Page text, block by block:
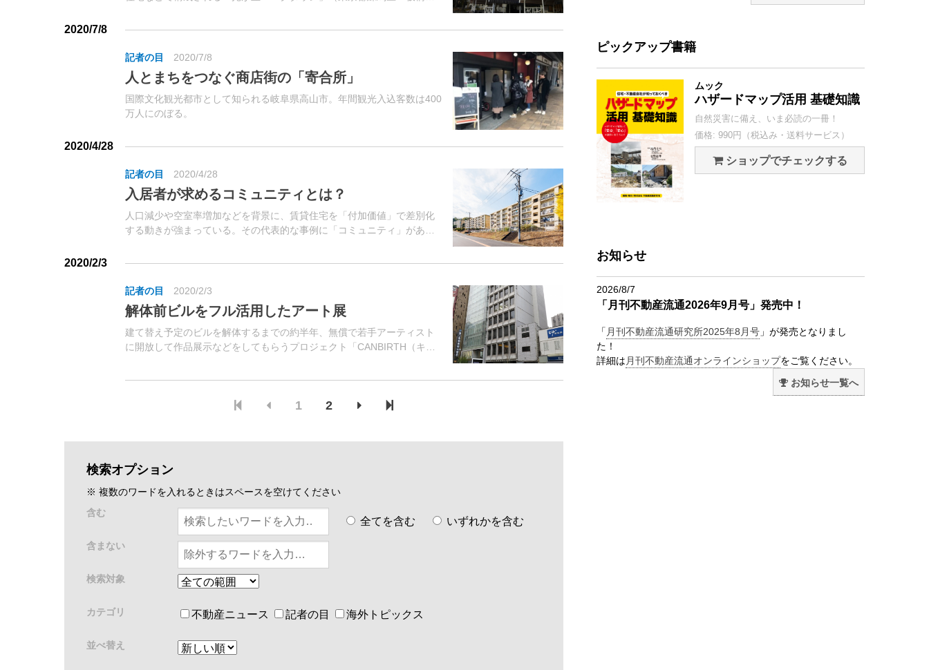
2020/7/8
記者の目 2020/7/8
人とまちをつなぐ商店街の「寄合所」
国際文化観光都市として知られる岐阜県高山市。年間観光入込客数は400
万人にのぼる。
2020/4/28
記者の目 2020/4/28
入居者が求めるコミュニティとは？
人口減少や空室率増加などを背景に、賃貸住宅を「付加価値」で差別化
する動きが強まっている。その代表的な事例に「コミュニティ」があげ
2020/2/3
記者の目 2020/2/3
解体前ビルをフル活用したアート展
建て替え予定のビルを解体するまでの約半年、無償で若手アーティスト
に開放して作品展示などをしてもらうプロジェクト「CANBIRTH（キャ
1 2
検索オプション
※ 複数のワードを入れるときはスペースを空けてください
含む
全てを含む いずれかを含む
含まない
検索対象
カテゴリ 不動産ニュース 記者の目 海外トピックス
並べ替え
ピックアップ書籍
ムック
ハザードマップ活用 基礎知識
自然災害に備え、いま必読の一冊！
価格: 990円（税込み・送料サービス）
ショップでチェックする
お知らせ
2026/8/7
「月刊不動産流通2026年9月号」発売中！
「 月刊不動産流通研究所2025年8月号 」が発売となりまし
た！
詳細は 月刊不動産流通オンラインショップをご覧ください。
お知らせ一覧へ